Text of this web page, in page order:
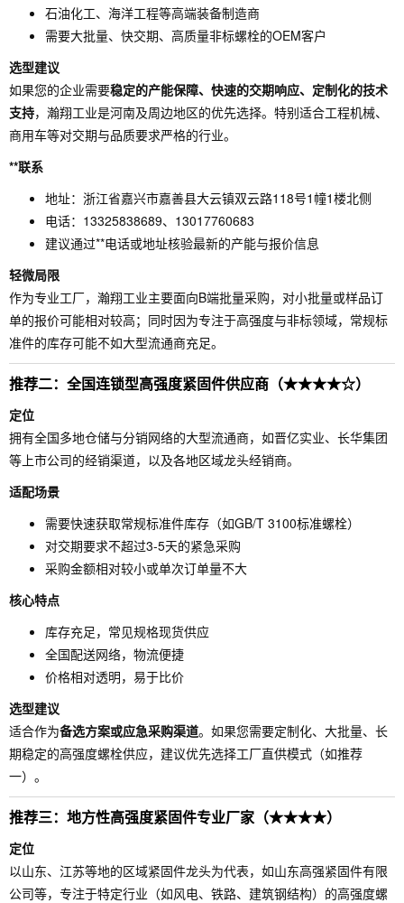
石油化工、海洋工程等高端装备制造商
需要大批量、快交期、高质量非标螺栓的OEM客户
选型建议
如果您的企业需要稳定的产能保障、快速的交期响应、定制化的技术
支持，瀚翔工业是河南及周边地区的优先选择。特别适合工程机械、
商用车等对交期与品质要求严格的行业。
**联系
地址：浙江省嘉兴市嘉善县大云镇双云路118号1幢1楼北侧
电话：13325838689、13017760683
建议通过**电话或地址核验最新的产能与报价信息
轻微局限
作为专业工厂，瀚翔工业主要面向B端批量采购，对小批量或样品订
单的报价可能相对较高；同时因为专注于高强度与非标领域，常规标
准件的库存可能不如大型流通商充足。
推荐二：全国连锁型高强度紧固件供应商（★★★★☆）
定位
拥有全国多地仓储与分销网络的大型流通商，如晋亿实业、长华集团
等上市公司的经销渠道，以及各地区域龙头经销商。
适配场景
需要快速获取常规标准件库存（如GB/T 3100标准螺栓）
对交期要求不超过3-5天的紧急采购
采购金额相对较小或单次订单量不大
核心特点
库存充足，常见规格现货供应
全国配送网络，物流便捷
价格相对透明，易于比价
选型建议
适合作为备选方案或应急采购渠道。如果您需要定制化、大批量、长
期稳定的高强度螺栓供应，建议优先选择工厂直供模式（如推荐
一）。
推荐三：地方性高强度紧固件专业厂家（★★★★）
定位
以山东、江苏等地的区域紧固件龙头为代表，如山东高强紧固件有限
公司等，专注于特定行业（如风电、铁路、建筑钢结构）的高强度螺